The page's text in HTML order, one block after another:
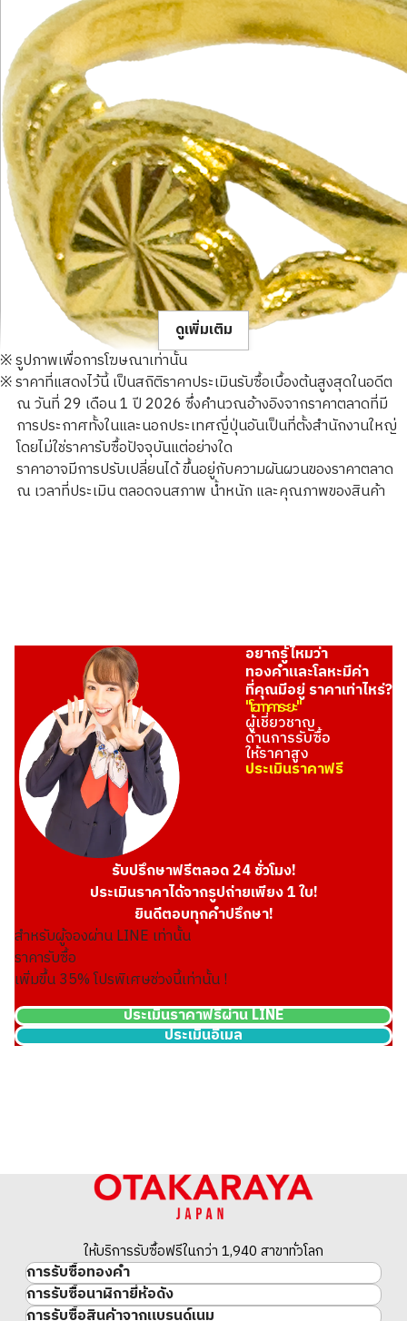
23K gold (K23) ring
3.8g
ราคารับซื้ออ้างอิง
THB 1,924,027.10
ดูเพิ่มเติม
※ รูปภาพเพื่อการโฆษณาเท่านั้น
※ ราคาที่แสดงไว้นี้ เป็นสถิติราคาประเมินรับซื้อเบื้องต้นสูงสุดในอดีต
ณ วันที่ 29 เดือน 1 ปี 2026 ซึ่งคำนวณอ้างอิงจากราคาตลาดที่มี
การประกาศทั้งในและนอกประเทศญี่ปุ่นอันเป็นที่ตั้งสำนักงานใหญ่
โดยไม่ใช่ราคารับซื้อปัจจุบันแต่อย่างใด
ราคาอาจมีการปรับเปลี่ยนได้ ขึ้นอยู่กับความผันผวนของราคาตลาด
ณ เวลาที่ประเมิน ตลอดจนสภาพ น้ำหนัก และคุณภาพของสินค้า
อยากรู้ไหมว่า
ทองคำและโลหะมีค่า
ที่คุณมีอยู่ ราคาเท่าไหร่?
"โอทาคาระยะ"
ผู้เชี่ยวชาญ
ด้านการรับซื้อ
ให้ราคาสูง
ประเมินราคาฟรี
รับปรึกษาฟรีตลอด 24 ชั่วโมง!
ประเมินราคาได้จากรูปถ่ายเพียง 1 ใบ!
ยินดีตอบทุกคำปรึกษา!
สำหรับผู้จองผ่าน LINE เท่านั้น
ราคารับซื้อ
เพิ่มขึ้น35% โปรพิเศษช่วงนี้เท่านั้น !
ประเมินราคาฟรีผ่าน LINE
ประเมินอีเมล
ให้บริการรับซื้อฟรีในกว่า 1,940 สาขาทั่วโลก
การรับซื้อทองคำ
ทองคำ
การรับซื้อนาฬิกายี่ห้อดัง
นาฬิกาแบรนด์เนม
การรับซื้อสินค้าจากแบรนด์เนม